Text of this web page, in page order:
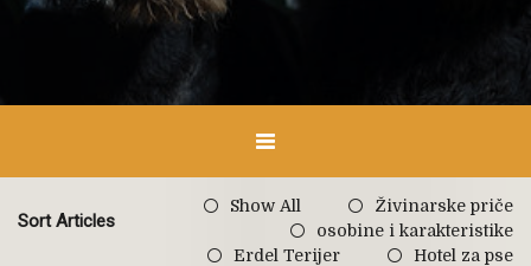
Sort Articles
Show All
Živinarske priče
osobine i karakteristike
Erdel Terijer
Hotel za pse